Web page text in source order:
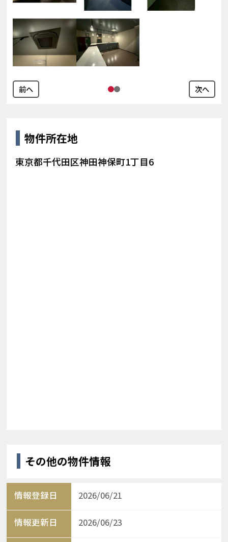
前へ 次へ
物件所在地
東京都千代田区神田神保町1丁目6
その他の物件情報
情報登録日 2026/06/21
情報更新日 2026/06/23